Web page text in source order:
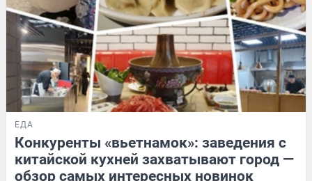
ЕДА
Конкуренты «вьетнамок»: заведения с
китайской кухней захватывают город —
обзор самых интересных новинок